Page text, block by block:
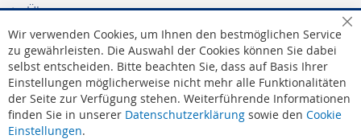
Über uns
Leonidas - Die Marke
Leonidas - Die Werte
Leonidas - Offizieller Lieferant des Hofes
AGB|Widerruf
Datenschutz
Impressum
Wir verwenden Cookies, um Ihnen den bestmöglichen Service
zu gewährleisten. Die Auswahl der Cookies können Sie dabei
selbst entscheiden. Bitte beachten Sie, dass auf Basis Ihrer
Einstellungen möglicherweise nicht mehr alle Funktionalitäten
der Seite zur Verfügung stehen. Weiterführende Informationen
finden Sie in unserer Datenschutzerklärung sowie den Cookie
Einstellungen.